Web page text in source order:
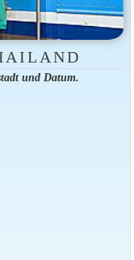
und Datum.